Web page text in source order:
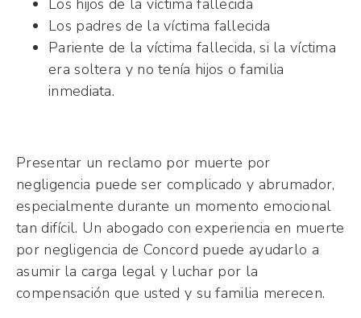
Los hijos de la víctima fallecida
Los padres de la víctima fallecida
Pariente de la víctima fallecida, si la víctima
era soltera y no tenía hijos o familia
inmediata.
Presentar un reclamo por muerte por
negligencia puede ser complicado y abrumador,
especialmente durante un momento emocional
tan difícil. Un abogado con experiencia en muerte
por negligencia de Concord puede ayudarlo a
asumir la carga legal y luchar por la
compensación que usted y su familia merecen.